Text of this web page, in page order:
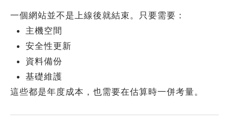
一個網站並不是上線後就結束。只要需要：
主機空間
安全性更新
資料備份
基礎維護
這些都是年度成本，也需要在估算時一併考量。